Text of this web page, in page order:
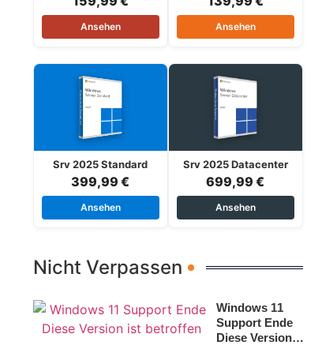
Ansehen Ansehen
Srv 2025 Standard
399,99 €
Ansehen
Srv 2025 Datacenter
699,99 €
Ansehen
Nicht Verpassen
Windows 11
Support Ende
Diese Version